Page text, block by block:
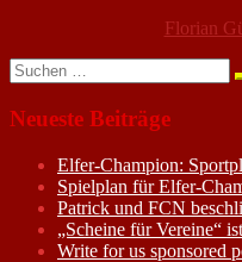
Florian
Suchen
nach:
Neueste Beiträge
Elfer-Champion:
Spielplan für Elfer-
Patrick und FCN
„Scheine für Vereine“
Write for us sponsored